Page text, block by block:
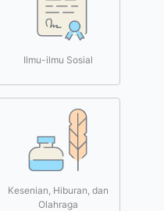
Ilmu-ilmu Sosial
Kesenian, Hiburan, dan
Olahraga